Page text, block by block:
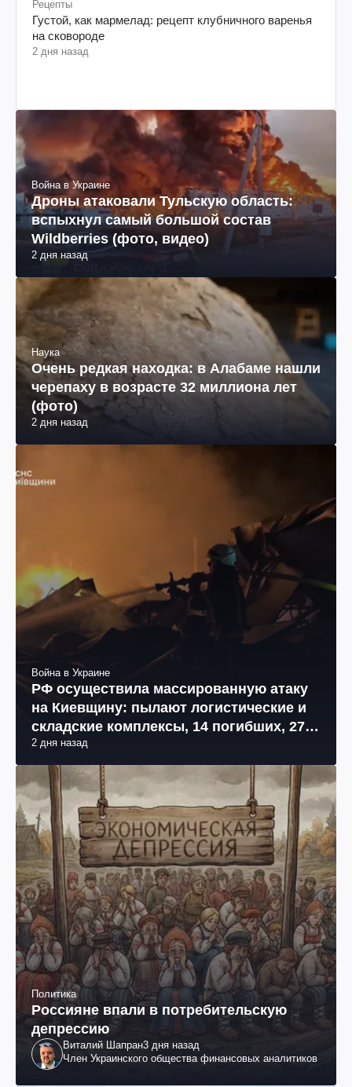
Рецепты
Густой, как мармелад: рецепт клубничного варенья
на сковороде
2 дня назад
Война в Украине
Дроны атаковали Тульскую область:
вспыхнул самый большой состав
Wildberries (фото, видео)
2 дня назад
Наука
Очень редкая находка: в Алабаме нашли
черепаху в возрасте 32 миллиона лет
(фото)
2 дня назад
Война в Украине
РФ осуществила массированную атаку
на Киевщину: пылают логистические и
складские комплексы, 14 погибших, 27
раненых (фото, видео)
2 дня назад
Политика
Россияне впали в потребительскую
депрессию
Виталий Шапран3 дня назад
Член Украинского общества финансовых аналитиков